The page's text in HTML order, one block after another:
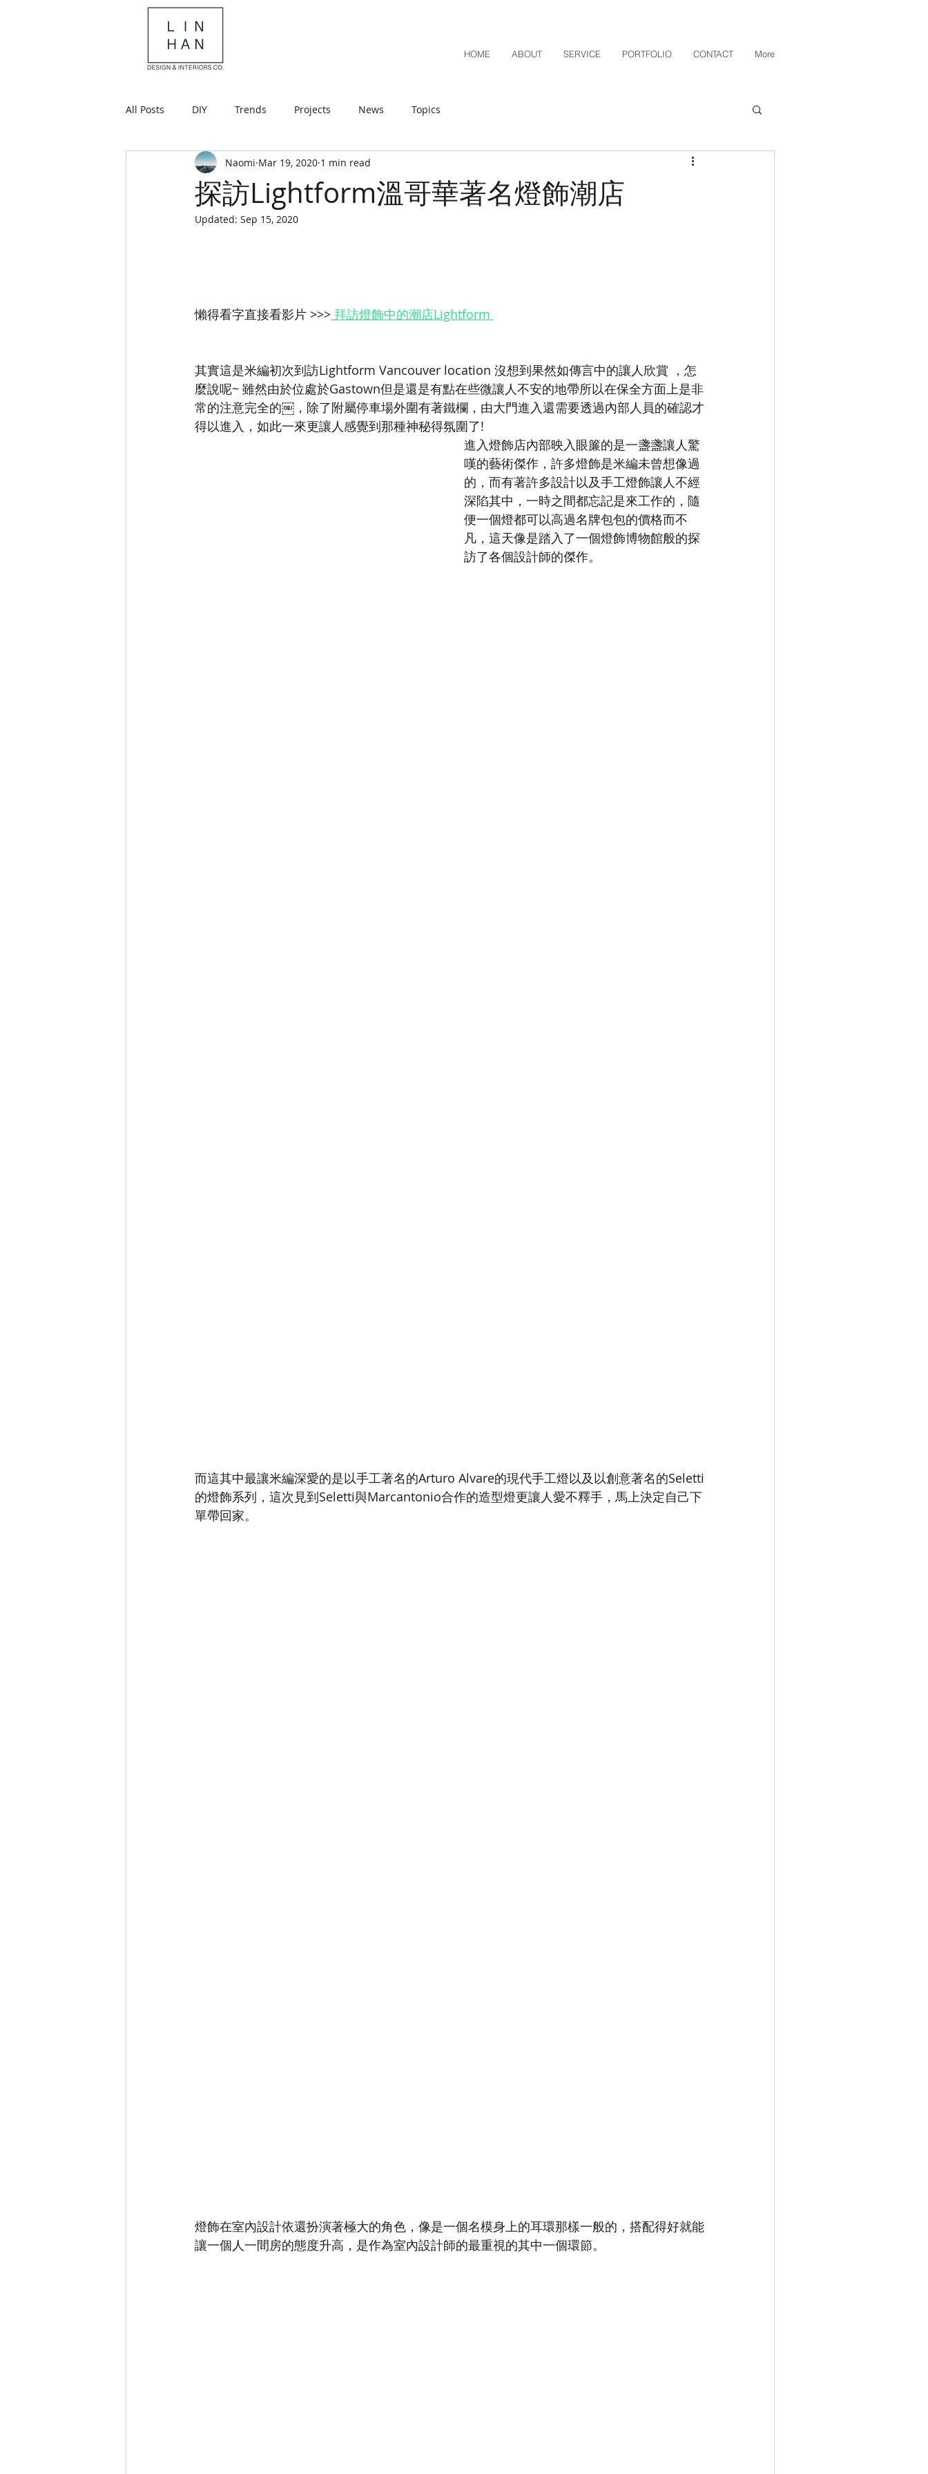
HOME ABOUT SERVICE PORTFOLIO CONTACT More
All Posts DIY Trends Projects News Topics
探訪Lightform溫哥華著名燈飾潮店
Naomi Mar 19, 2020 1 min read
Updated: Sep 15, 2020
懶得看字直接看影片 >>> 拜訪燈飾中的潮店Lightform
其實這是米編初次到訪Lightform Vancouver location 沒想到果然如傳言中的讓人欣賞 ，怎
麼說呢~ 雖然由於位處於Gastown但是還是有點在些微讓人不安的地帶所以在保全方面上是非
常的注意完全的￼，除了附屬停車場外圍有著鐵欄，由大門進入還需要透過內部人員的確認才
得以進入，如此一來更讓人感覺到那種神秘得氛圍了!
進入燈飾店內部映入眼簾的是一盞盞讓人驚
嘆的藝術傑作，許多燈飾是米編未曾想像過
的，而有著許多設計以及手工燈飾讓人不經
深陷其中，一時之間都忘記是來工作的，隨
便一個燈都可以高過名牌包包的價格而不
凡，這天像是踏入了一個燈飾博物館般的探
訪了各個設計師的傑作。
而這其中最讓米編深愛的是以手工著名的Arturo Alvare的現代手工燈以及以創意著名的Seletti
的燈飾系列，這次見到Seletti與Marcantonio合作的造型燈更讓人愛不釋手，馬上決定自己下
單帶回家。
燈飾在室內設計依還扮演著極大的角色，像是一個名模身上的耳環那樣一般的，搭配得好就能
讓一個人一間房的態度升高，是作為室內設計師的最重視的其中一個環節。